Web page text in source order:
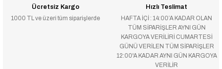
Ücretsiz Kargo
1000 TL ve üzeri tüm siparişlerde
Hızlı Teslimat
HAFTA İÇİ : 14:00’A KADAR OLAN
TÜM SİPARİŞLER AYNI GÜN
KARGOYA VERİLİRİ CUMARTESİ
GÜNÜ VERİLEN TÜM SİPARİŞLER
12:00'A KADAR AYNI GÜN KARGOYA
VERİLİR